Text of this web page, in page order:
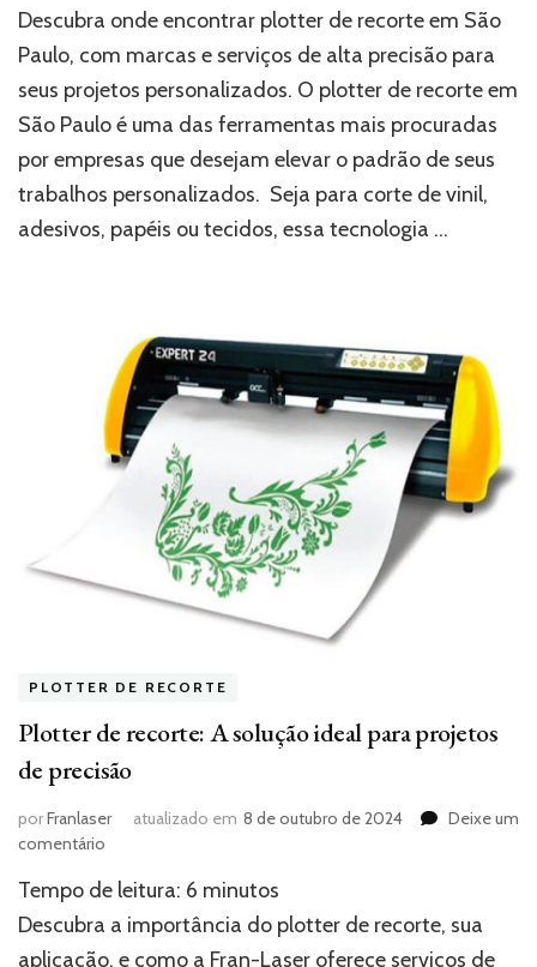
recorte
São
Paulo:
encontrar
modelos
profissionais
Descubra onde encontrar plotter de recorte em São
Paulo, com marcas e serviços de alta precisão para
seus projetos personalizados. O plotter de recorte em
São Paulo é uma das ferramentas mais procuradas
por empresas que desejam elevar o padrão de seus
trabalhos personalizados. Seja para corte de vinil,
adesivos, papéis ou tecidos, essa tecnologia …
PLOTTER DE RECORTE
Plotter de recorte: A solução ideal para projetos
de precisão
porFranlaser atualizado em 8 de outubro de 2024
Deixe um
comentário
de
recorte:
Tempo de leitura: 6 minutos
Descubra a importância do plotter de recorte, sua
aplicação, e como a Fran-Laser oferece serviços de